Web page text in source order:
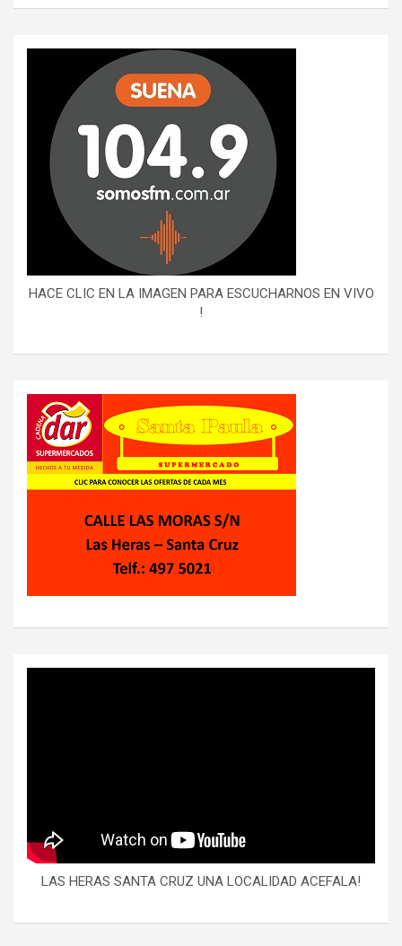
HACE CLIC EN LA IMAGEN PARA ESCUCHARNOS EN VIVO
!
LAS HERAS SANTA CRUZ UNA LOCALIDAD ACEFALA!